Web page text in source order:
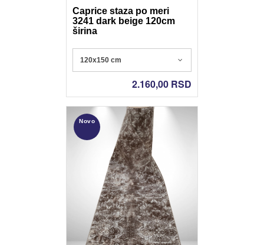
Caprice staza po meri
3241 dark beige 120cm
širina
Poliester - Nonslip gel
120x150 cm
2.160,00 RSD
Novo